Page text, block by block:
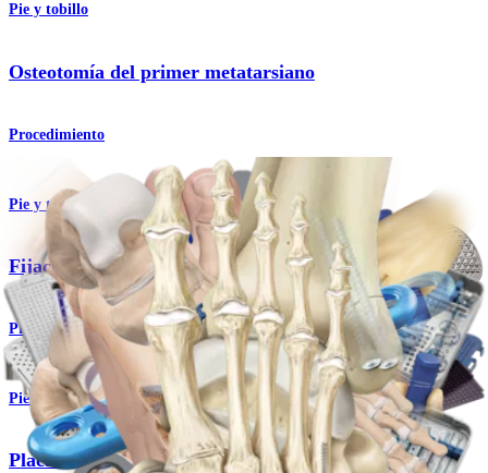
Pie y tobillo
Osteotomía del primer metatarsiano
Procedimiento
Pie y tobillo
Fijación para lesiones de Lisfranc
Procedimiento
Pie y tobillo
Placas MaxForce™ MTP